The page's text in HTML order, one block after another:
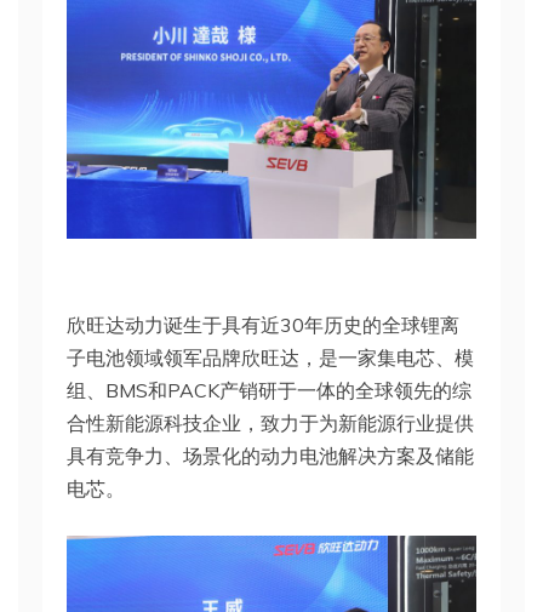
欣旺达动力诞生于具有近30年历史的全球锂离
子电池领域领军品牌欣旺达，是一家集电芯、模
组、BMS和PACK产销研于一体的全球领先的综
合性新能源科技企业，致力于为新能源行业提供
具有竞争力、场景化的动力电池解决方案及储能
电芯。